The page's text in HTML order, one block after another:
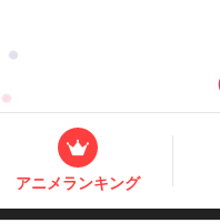
アニメランキング